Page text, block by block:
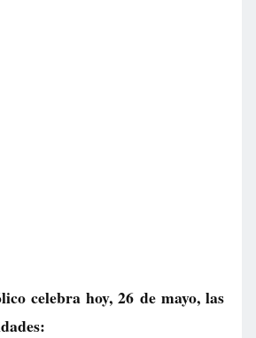
celebra hoy, 26 de mayo, las